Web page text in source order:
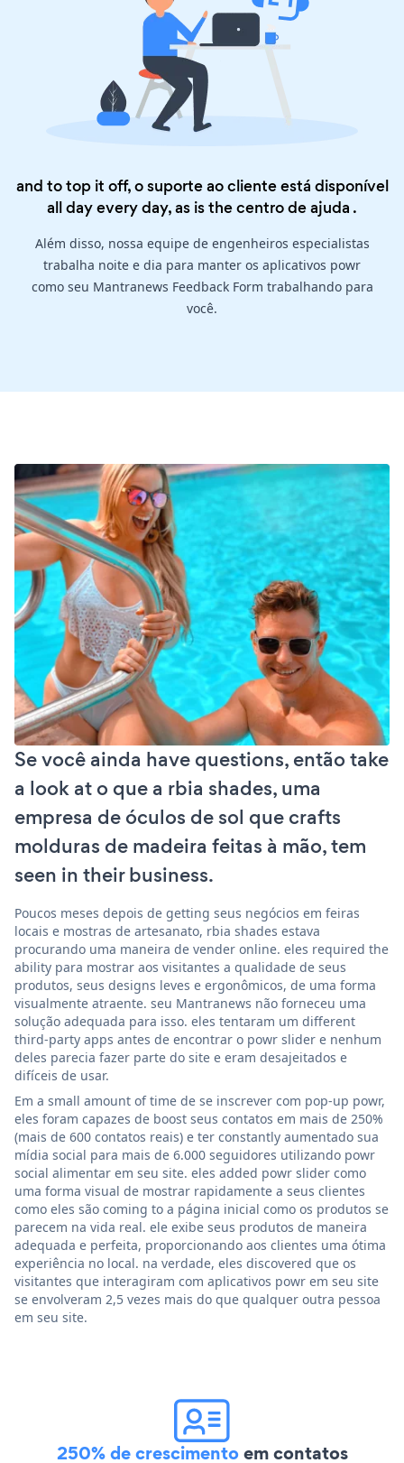
and to top it off, o suporte ao cliente está disponível
all day every day, as is thecentro de ajuda .
Além disso, nossa equipe de engenheiros especialistas
trabalha noite e dia para manter os aplicativos powr
como seu Mantranews Feedback Form trabalhando para
você.
Se você ainda have questions, então take
a look at o que a rbia shades, uma
empresa de óculos de sol que crafts
molduras de madeira feitas à mão, tem
seen in their business.
Poucos meses depois de getting seus negócios em feiras
locais e mostras de artesanato, rbia shades estava
procurando uma maneira de vender online. eles required the
ability para mostrar aos visitantes a qualidade de seus
produtos, seus designs leves e ergonômicos, de uma forma
visualmente atraente. seu Mantranews não forneceu uma
solução adequada para isso. eles tentaram um different
third-party apps antes de encontrar o powr slider e nenhum
deles parecia fazer parte do site e eram desajeitados e
difíceis de usar.
Em a small amount of time de se inscrever com pop-up powr,
eles foram capazes de boost seus contatos em mais de 250%
(mais de 600 contatos reais) e ter constantly aumentado sua
mídia social para mais de 6.000 seguidores utilizando powr
social alimentar em seu site. eles added powr slider como
uma forma visual de mostrar rapidamente a seus clientes
como eles são coming to a página inicial como os produtos se
parecem na vida real. ele exibe seus produtos de maneira
adequada e perfeita, proporcionando aos clientes uma ótima
experiência no local. na verdade, eles discovered que os
visitantes que interagiram com aplicativos powr em seu site
se envolveram 2,5 vezes mais do que qualquer outra pessoa
em seu site.
250% de crescimentoem contatos